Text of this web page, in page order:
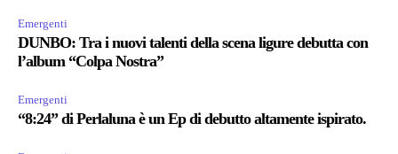
Emergenti
DUNBO: Tra i nuovi talenti della scena ligure debutta con
l’album “Colpa Nostra”
Emergenti
“8:24” di Perlaluna è un Ep di debutto altamente ispirato.